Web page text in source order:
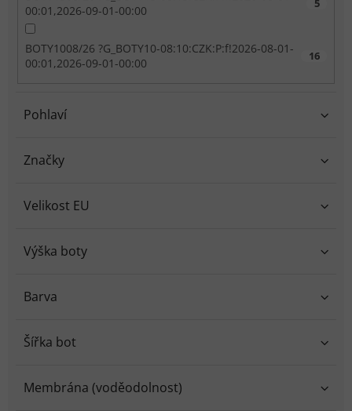
00:01,2026-09-01-00:00
5
BOTY1008/26 ?G_BOTY10-08:10:CZK:P:f!2026-08-01-
00:01,2026-09-01-00:00
16
Značky
Velikost EU
Pohlaví
Výška boty
Barva
Šířka bot
Membrána (voděodolnost)